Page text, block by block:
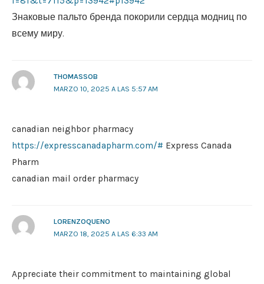
Знаковые пальто бренда покорили сердца модниц по
всему миру.
THOMASSOB
MARZO 10, 2025 A LAS 5:57 AM
canadian neighbor pharmacy
https://expresscanadapharm.com/# Express Canada
Pharm
canadian mail order pharmacy
LORENZOQUENO
MARZO 18, 2025 A LAS 6:33 AM
Appreciate their commitment to maintaining global